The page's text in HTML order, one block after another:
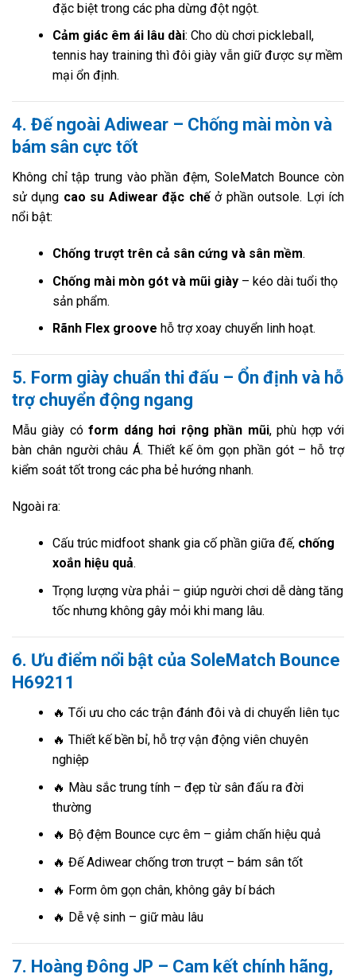
đặc biệt trong các pha dừng đột ngột.
Cảm giác êm ái lâu dài: Cho dù chơi pickleball,
tennis hay training thì đôi giày vẫn giữ được sự mềm
mại ổn định.
4. Đế ngoài Adiwear – Chống mài mòn và
bám sân cực tốt
Không chỉ tập trung vào phần đệm, SoleMatch Bounce còn
sử dụng cao su Adiwear đặc chếở phần outsole. Lợi ích
nổi bật:
Chống trượt trên cả sân cứng và sân mềm.
Chống mài mòn gót và mũi giày– kéo dài tuổi thọ
sản phẩm.
Rãnh Flex groove hỗ trợ xoay chuyển linh hoạt.
5. Form giày chuẩn thi đấu – Ổn định và hỗ
trợ chuyển động ngang
Mẫu giày cóform dáng hơi rộng phần mũi, phù hợp với
bàn chân người châu Á. Thiết kế ôm gọn phần gót – hỗ trợ
kiểm soát tốt trong các pha bẻ hướng nhanh.
Ngoài ra:
Cấu trúc midfoot shank gia cố phần giữa đế, chống
xoắn hiệu quả.
Trọng lượng vừa phải – giúp người chơi dễ dàng tăng
tốc nhưng không gây mỏi khi mang lâu.
6. Ưu điểm nổi bật của SoleMatch Bounce
H69211
🔥 Tối ưu cho các trận đánh đôi và di chuyển liên tục
🔥 Thiết kế bền bỉ, hỗ trợ vận động viên chuyên
nghiệp
🔥 Màu sắc trung tính – đẹp từ sân đấu ra đời
thường
🔥 Bộ đệm Bounce cực êm – giảm chấn hiệu quả
🔥 Đế Adiwear chống trơn trượt – bám sân tốt
🔥 Form ôm gọn chân, không gây bí bách
🔥 Dễ vệ sinh – giữ màu lâu
7. Hoàng Đông JP – Cam kết chính hãng,